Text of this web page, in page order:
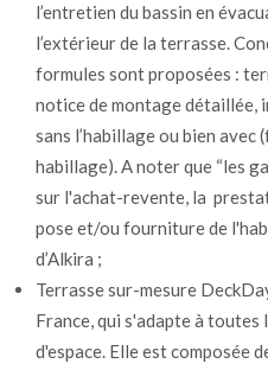
l’entretien du bassin en
l’extérieur de la terrasse.
formules sont proposées :
notice de montage détaillée,
sans l’habillage ou bien
habillage). A noter que “les
sur l'achat-revente, la
pose et/ou fourniture de
d’Alkira ;
Terrasse sur-mesure
France, qui s'adapte à
d'espace. Elle est composée